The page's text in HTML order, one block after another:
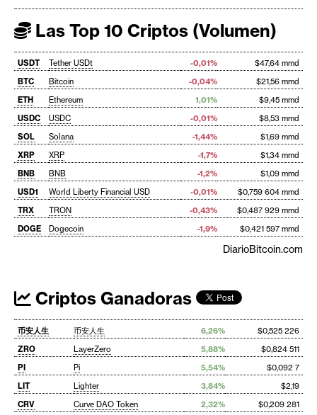
Las Top 10 Criptos (Volumen)
USDT Tether USDt -0,01%
$47,64 mmd
BTC
Bitcoin -0,04%
$21,56 mmd
ETH
Ethereum 1,01%
$9,45 mmd
USDC
USDC -0,01%
$8,53 mmd
SOL
Solana -1,44%
$1,69 mmd
XRP
XRP -1,7%
$1,34 mmd
BNB
BNB -1,2%
$1,09 mmd
USD1
World Liberty Financial USD -0,01%
$0,759 604 mmd
TRX
TRON -0,43%
$0,487 929 mmd
DOGE
Dogecoin -1,9% $0,421 597 mmd
DiarioBitcoin.com
Criptos Ganadoras
币安人生 币安人生 6,26%
$0,525 226
ZRO
LayerZero 5,88%
$0,824 511
PI
Pi 5,54%
$0,092 7
LIT
Lighter 3,84%
$2,19
CRV
Curve DAO Token 2,32%
$0,209 281